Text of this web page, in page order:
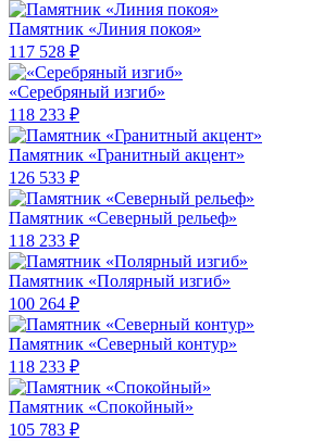
Памятник «Линия покоя»
117 528 ₽
«Серебряный изгиб»
118 233 ₽
Памятник «Гранитный акцент»
126 533 ₽
Памятник «Северный рельеф»
118 233 ₽
Памятник «Полярный изгиб»
100 264 ₽
Памятник «Северный контур»
118 233 ₽
Памятник «Спокойный»
105 783 ₽